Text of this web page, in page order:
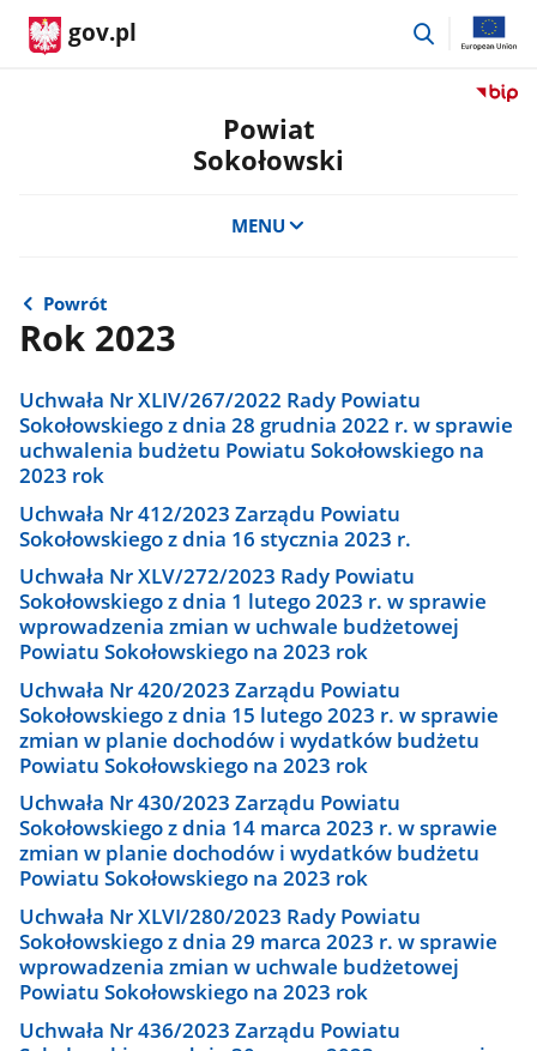
gov.pl
przejdź
Przejdź
Powiat
Sokołowski
MENU
Powrót
Rok 2023
Uchwała Nr XLIV/267/2022 Rady Powiatu
Sokołowskiego z dnia 28 grudnia 2022 r. w sprawie
uchwalenia budżetu Powiatu Sokołowskiego na
2023 rok
Uchwała Nr 412/2023 Zarządu Powiatu
Sokołowskiego z dnia 16 stycznia 2023 r.
Uchwała Nr XLV/272/2023 Rady Powiatu
Sokołowskiego z dnia 1 lutego 2023 r. w sprawie
wprowadzenia zmian w uchwale budżetowej
Powiatu Sokołowskiego na 2023 rok
Uchwała Nr 420/2023 Zarządu Powiatu
Sokołowskiego z dnia 15 lutego 2023 r. w sprawie
zmian w planie dochodów i wydatków budżetu
Powiatu Sokołowskiego na 2023 rok
Uchwała Nr 430/2023 Zarządu Powiatu
Sokołowskiego z dnia 14 marca 2023 r. w sprawie
zmian w planie dochodów i wydatków budżetu
Powiatu Sokołowskiego na 2023 rok
Uchwała Nr XLVI/280/2023 Rady Powiatu
Sokołowskiego z dnia 29 marca 2023 r. w sprawie
wprowadzenia zmian w uchwale budżetowej
Powiatu Sokołowskiego na 2023 rok
Uchwała Nr 436/2023 Zarządu Powiatu